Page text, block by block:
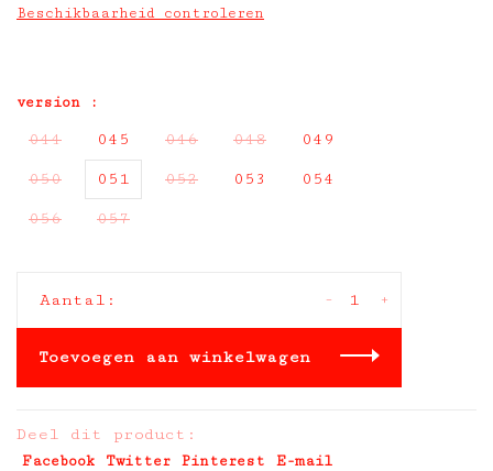
Beschikbaarheid controleren
version :
044 045 046 048 049
050 051 052 053 054
056 057
Aantal: +
-
Toevoegen aan winkelwagen
Deel dit product:
Facebook Twitter Pinterest E-mail